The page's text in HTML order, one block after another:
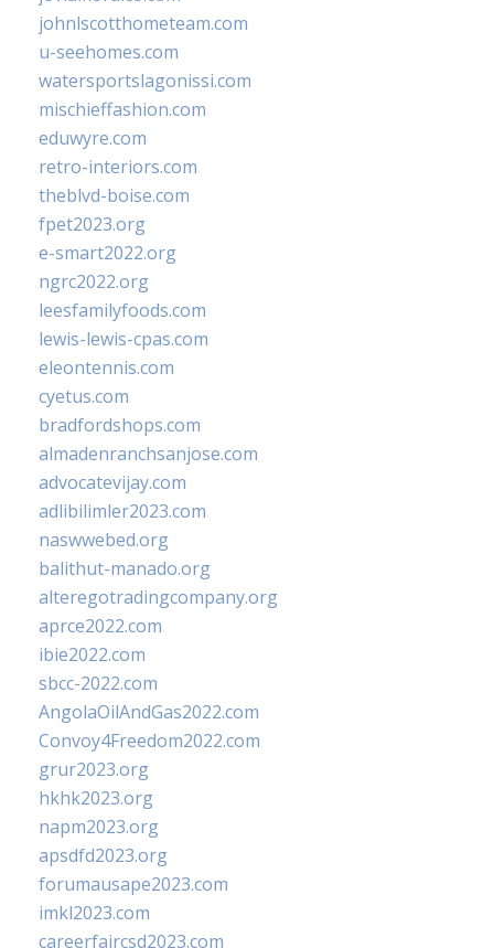
johnlscotthometeam.com
u-seehomes.com
watersportslagonissi.com
mischieffashion.com
eduwyre.com
retro-interiors.com
theblvd-boise.com
fpet2023.org
e-smart2022.org
ngrc2022.org
leesfamilyfoods.com
lewis-lewis-cpas.com
eleontennis.com
cyetus.com
bradfordshops.com
almadenranchsanjose.com
advocatevijay.com
adlibilimler2023.com
naswwebed.org
balithut-manado.org
alteregotradingcompany.org
aprce2022.com
ibie2022.com
sbcc-2022.com
AngolaOilAndGas2022.com
Convoy4Freedom2022.com
grur2023.org
hkhk2023.org
napm2023.org
apsdfd2023.org
forumausape2023.com
imkl2023.com
careerfaircsd2023.com